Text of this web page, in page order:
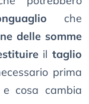
che
delle somme
iltaglio
prima
cosa cambia